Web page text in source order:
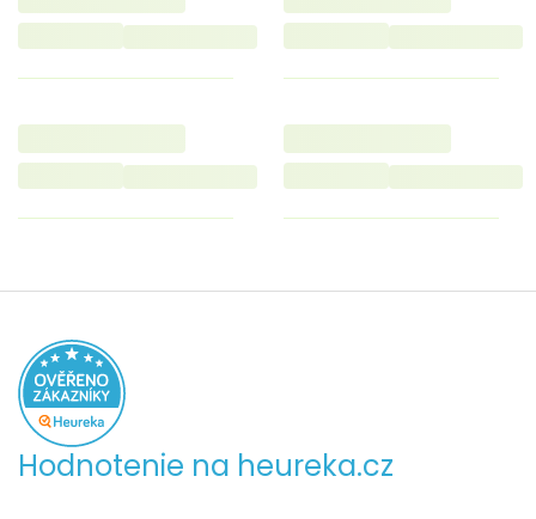
Hodnotenie na heureka.cz